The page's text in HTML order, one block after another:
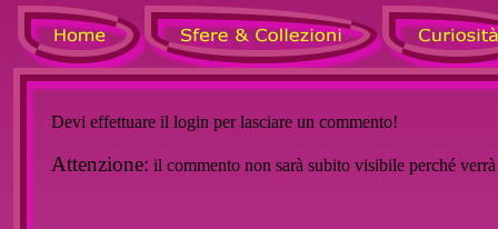
Devi effettuare il login per lasciare un commento!
Attenzione: il commento non sarà subito visibile perché